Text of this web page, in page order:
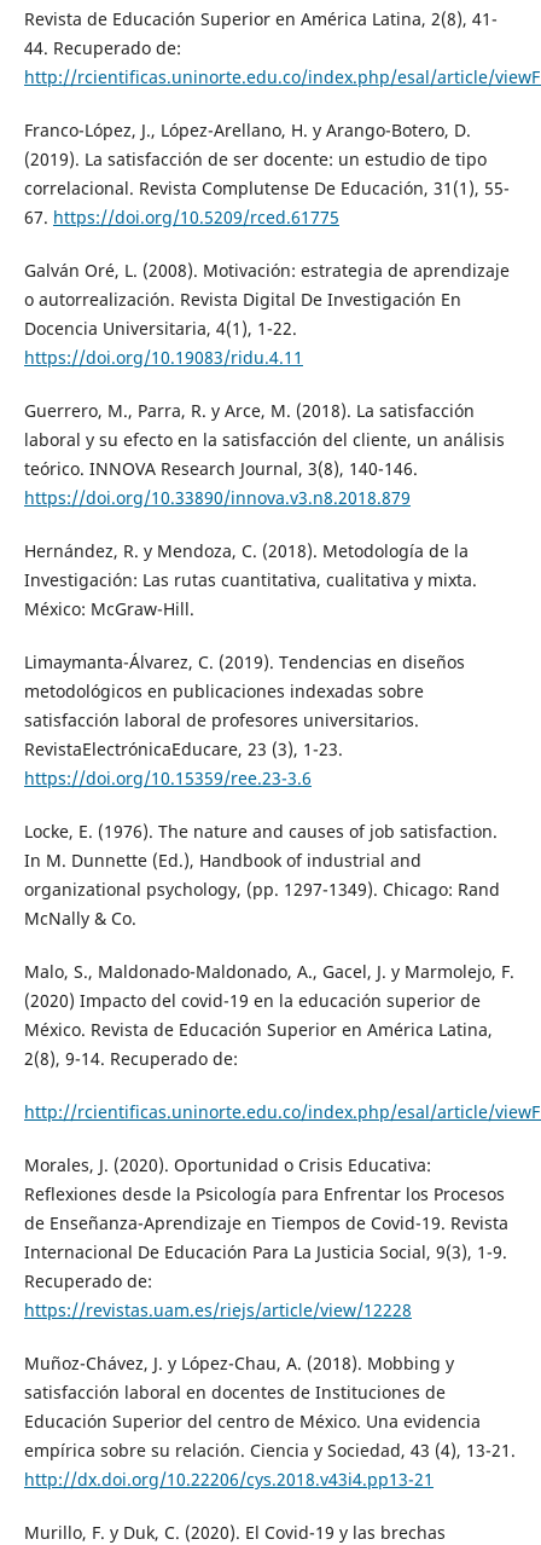
Revista de Educación Superior en América Latina, 2(8), 41-
44. Recuperado de:
http://rcientificas.uninorte.edu.co/index.php/esal/article/
Franco-López, J., López-Arellano, H. y Arango-Botero, D.
(2019). La satisfacción de ser docente: un estudio de tipo
correlacional. Revista Complutense De Educación, 31(1), 55-
67. https://doi.org/10.5209/rced.61775
Galván Oré, L. (2008). Motivación: estrategia de aprendizaje
o autorrealización. Revista Digital De Investigación En
Docencia Universitaria, 4(1), 1-22.
https://doi.org/10.19083/ridu.4.11
Guerrero, M., Parra, R. y Arce, M. (2018). La satisfacción
laboral y su efecto en la satisfacción del cliente, un análisis
teórico. INNOVA Research Journal, 3(8), 140-146.
https://doi.org/10.33890/innova.v3.n8.2018.879
Hernández, R. y Mendoza, C. (2018). Metodología de la
Investigación: Las rutas cuantitativa, cualitativa y mixta.
México: McGraw-Hill.
Limaymanta-Álvarez, C. (2019). Tendencias en diseños
metodológicos en publicaciones indexadas sobre
satisfacción laboral de profesores universitarios.
RevistaElectrónicaEducare, 23 (3), 1-23.
https://doi.org/10.15359/ree.23-3.6
Locke, E. (1976). The nature and causes of job satisfaction.
In M. Dunnette (Ed.), Handbook of industrial and
organizational psychology, (pp. 1297-1349). Chicago: Rand
McNally & Co.
Malo, S., Maldonado-Maldonado, A., Gacel, J. y Marmolejo, F.
(2020) Impacto del covid-19 en la educación superior de
México. Revista de Educación Superior en América Latina,
2(8), 9-14. Recuperado de:
http://rcientificas.uninorte.edu.co/index.php/esal/article/
Morales, J. (2020). Oportunidad o Crisis Educativa:
Reflexiones desde la Psicología para Enfrentar los Procesos
de Enseñanza-Aprendizaje en Tiempos de Covid-19. Revista
Internacional De Educación Para La Justicia Social, 9(3), 1-9.
Recuperado de:
https://revistas.uam.es/riejs/article/view/12228
Muñoz-Chávez, J. y López-Chau, A. (2018). Mobbing y
satisfacción laboral en docentes de Instituciones de
Educación Superior del centro de México. Una evidencia
empírica sobre su relación. Ciencia y Sociedad, 43 (4), 13-21.
http://dx.doi.org/10.22206/cys.2018.v43i4.pp13-21
Murillo, F. y Duk, C. (2020). El Covid-19 y las brechas